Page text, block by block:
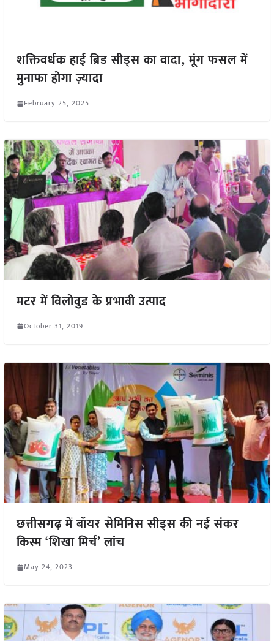
शक्तिवर्धक हाई ब्रिड सीड्स का वादा, मूंग फसल में
मुनाफा होगा ज़्यादा
February 25, 2025
मटर में विलोवुड के प्रभावी उत्पाद
October 31, 2019
छत्तीसगढ़ में बॉयर सेमिनिस सीड्स की नई संकर
किस्म ‘शिखा मिर्च’ लांच
May 24, 2023